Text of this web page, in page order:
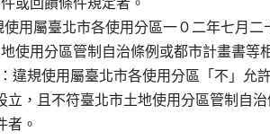
條件或回饋條件規定者。
規使用屬臺北市各使用分區一０二年七月
土地使用分區管制自治條例或都市計畫書
：違規使用屬臺北市各使用分區「不」
設立，且不符臺北市土地使用分區管制
者。